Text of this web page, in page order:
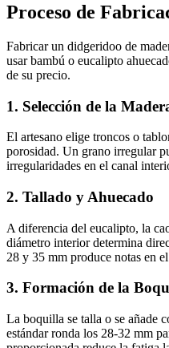
Proceso de
Fabricar un didgeridoo de
usar bambú o eucalipto
de su precio.
1. Selección de la
El artesano elige troncos o
porosidad. Un grano irregular
irregularidades en el canal
2. Tallado y Ahuecado
A diferencia del eucalipto, la
diámetro interior determina
28 y 35 mm produce notas en
3. Formación de la
La boquilla se talla o se añade
estándar ronda los 28-32 mm